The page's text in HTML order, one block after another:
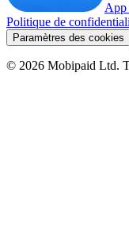
App
Politique de
Paramètres des cookies
© 2026 Mobipaid Ltd.